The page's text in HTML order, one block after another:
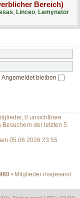
Bereich)
, Linceo, Lamynator
Angemeldet bleiben
0 unsichtbare
der letzten 5
05.06.2026 23:55
• Mitglieder insgesamt